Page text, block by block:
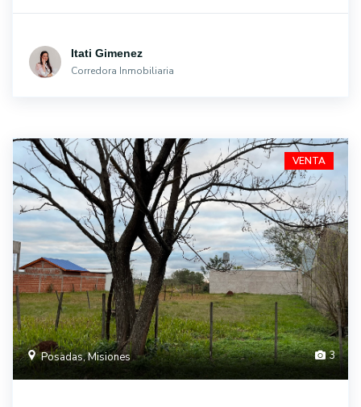
Itati Gimenez
Corredora Inmobiliaria
VENTA
Posadas, Misiones 3